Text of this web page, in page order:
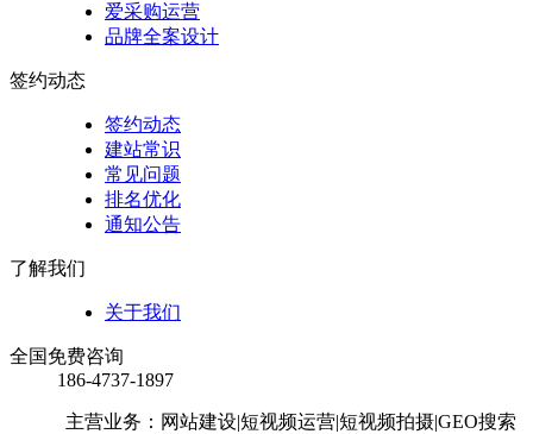
爱采购运营
品牌全案设计
签约动态
签约动态
建站常识
常见问题
排名优化
通知公告
了解我们
关于我们
全国免费咨询
186-4737-1897
主营业务：网站建设|短视频运营 |短视频拍摄|GEO搜索